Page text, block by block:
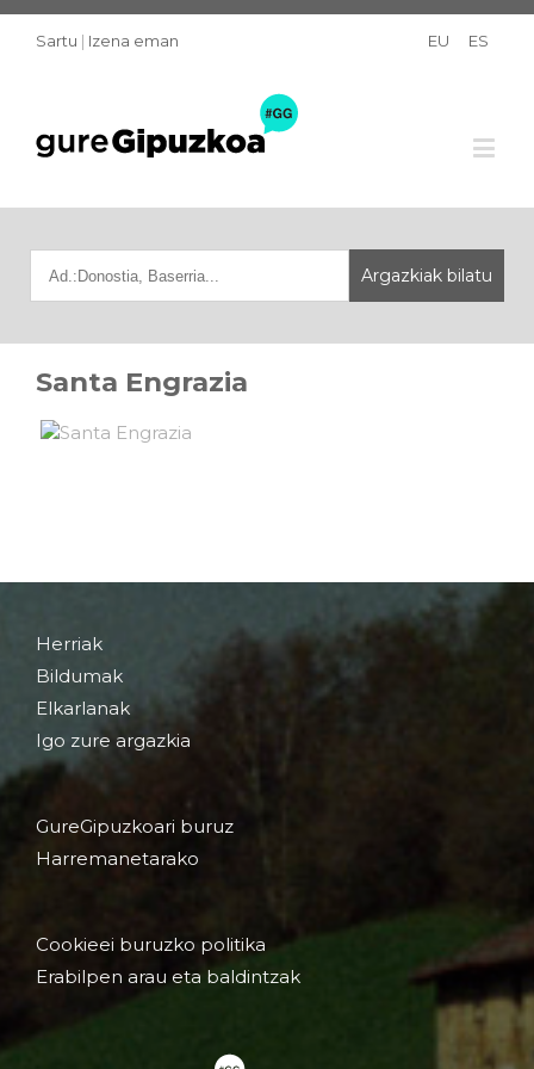
Sartu | Izena eman EU ES
Santa Engrazia
Herriak
Bildumak
Elkarlanak
Igo zure argazkia
GureGipuzkoari buruz
Harremanetarako
Cookieei buruzko politika
Erabilpen arau eta baldintzak